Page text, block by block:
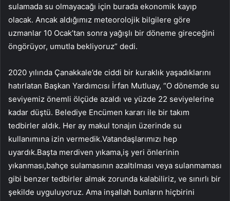
sulamada su olmayacağı için burada ekonomik kayıp
olacak. Ancak aldığımız meteorolojik bilgilere göre
uzmanlar 10 Ocak’tan sonra yağışlı bir döneme gireceğini
öngörüyor, umutla bekliyoruz” dedi.
2020 yılında Çanakkale’de ciddi bir kuraklık yaşadıklarını
hatırlatan Başkan Yardımcısı İrfan Mutluay, “O dönemde su
seviyemiz önemli ölçüde azaldı ve yüzde 22 seviyelerine
kadar düştü. Belediye Encümen kararı ile bir takım
tedbirler aldık. Her ay makul tonajın üzerinde su
kullanımına izin vermedik.Vatandaşlarımızı hep
uyardık.Başta merdiven yıkama,iş yeri önlerinin
yıkanması,bahçe sulamasının azaltılması veya sulanmaması
gibi benzer tedbirler almak zorunda kalabiliriz, ve sınırlı bir
şekilde uyguluyoruz. Ama inşallah bunların hiçbirini